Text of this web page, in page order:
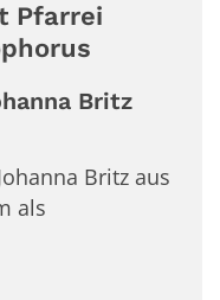
Pfarrei
Britz
Britz aus
als